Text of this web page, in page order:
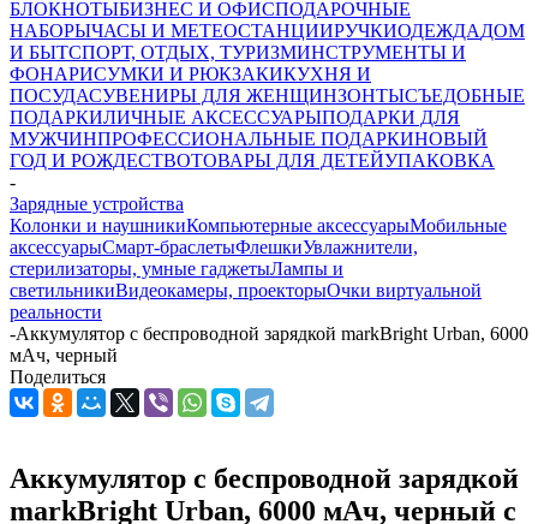
БЛОКНОТЫБИЗНЕС И ОФИСПОДАРОЧНЫЕ
НАБОРЫЧАСЫ И МЕТЕОСТАНЦИИРУЧКИОДЕЖДАДОМ
И БЫТСПОРТ, ОТДЫХ, ТУРИЗМИНСТРУМЕНТЫ И
ФОНАРИСУМКИ И РЮКЗАКИКУХНЯ И
ПОСУДАСУВЕНИРЫ ДЛЯ ЖЕНЩИНЗОНТЫСЪЕДОБНЫЕ
ПОДАРКИЛИЧНЫЕ АКСЕССУАРЫПОДАРКИ ДЛЯ
МУЖЧИНПРОФЕССИОНАЛЬНЫЕ ПОДАРКИНОВЫЙ
ГОД И РОЖДЕСТВОТОВАРЫ ДЛЯ ДЕТЕЙУПАКОВКА
-
Зарядные устройства
Колонки и наушникиКомпьютерные аксессуарыМобильные
аксессуарыСмарт-браслетыФлешкиУвлажнители,
стерилизаторы, умные гаджетыЛампы и
светильникиВидеокамеры, проекторыОчки виртуальной
реальности
-Аккумулятор с беспроводной зарядкой markBright Urban, 6000
мАч, черный
Поделиться
Аккумулятор с беспроводной зарядкой
markBright Urban, 6000 мАч, черный с